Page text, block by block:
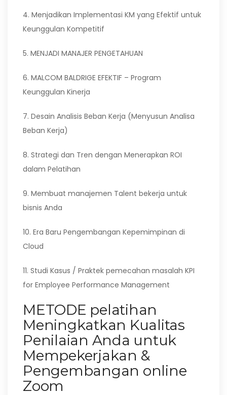
4. Menjadikan Implementasi KM yang Efektif untuk
Keunggulan Kompetitif
5. MENJADI MANAJER PENGETAHUAN
6. MALCOM BALDRIGE EFEKTIF – Program
Keunggulan Kinerja
7. Desain Analisis Beban Kerja (Menyusun Analisa
Beban Kerja)
8. Strategi dan Tren dengan Menerapkan ROI
dalam Pelatihan
9. Membuat manajemen Talent bekerja untuk
bisnis Anda
10. Era Baru Pengembangan Kepemimpinan di
Cloud
11. Studi Kasus / Praktek pemecahan masalah KPI
for Employee Performance Management
METODE pelatihan
Meningkatkan Kualitas
Penilaian Anda untuk
Mempekerjakan &
Pengembangan online
Zoom